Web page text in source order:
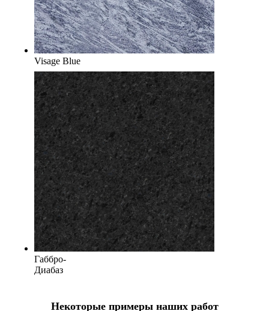
Visage Blue
Габбро-
Диабаз
Некоторые примеры наших работ